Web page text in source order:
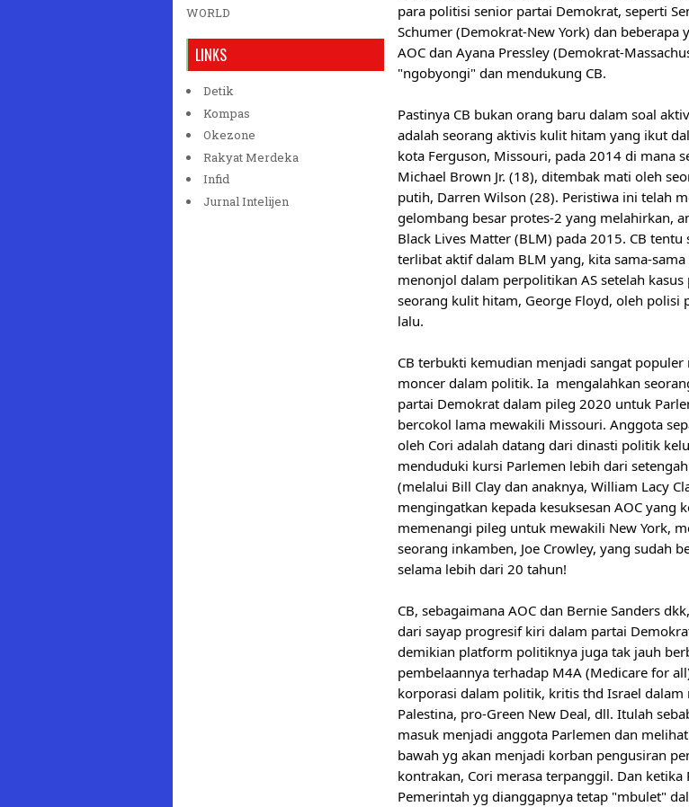
para politisi senior partai Demokrat, seperti
Schumer (Demokrat-New York) dan beberapa
AOC dan Ayana Pressley (Demokrat-
"ngobyongi" dan mendukung CB.
Pastinya CB bukan orang baru dalam soal
adalah seorang aktivis kulit hitam yang ikut
kota Ferguson, Missouri, pada 2014 di mana
Michael Brown Jr. (18), ditembak mati oleh
putih, Darren Wilson (28). Peristiwa ini telah
gelombang besar protes-2 yang melahirkan,
Black Lives Matter (BLM) pada 2015. CB tentu
terlibat aktif dalam BLM yang, kita sama-
menonjol dalam perpolitikan AS setelah
seorang kulit hitam, George Floyd, oleh polisi
lalu.
CB terbukti kemudian menjadi sangat populer
moncer dalam politik. Ia  mengalahkan
partai Demokrat dalam pileg 2020 untuk
bercokol lama mewakili Missouri. Anggota
oleh Cori adalah datang dari dinasti politik
menduduki kursi Parlemen lebih dari
(melalui Bill Clay dan anaknya, William Lacy
mengingatkan kepada kesuksesan AOC yang
memenangi pileg untuk mewakili New York,
seorang inkamben, Joe Crowley, yang sudah
selama lebih dari 20 tahun!
CB, sebagaimana AOC dan Bernie Sanders
dari sayap progresif kiri dalam partai
demikian platform politiknya juga tak jauh
pembelaannya terhadap M4A (Medicare for
korporasi dalam politik, kritis thd Israel dalam
Palestina, pro-Green New Deal, dll. Itulah
masuk menjadi anggota Parlemen dan
bawah yg akan menjadi korban pengusiran
kontrakan, Cori merasa terpanggil. Dan ketika
Pemerintah yg dianggapnya tetap "mbulet"
WORLD
LINKS
Detik
Kompas
Okezone
Rakyat Merdeka
Infid
Jurnal Intelijen